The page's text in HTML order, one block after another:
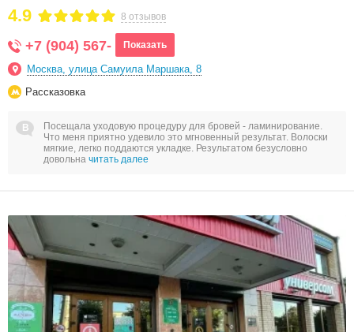
8 отзывов
4.9
+7 (904) 567- Показать
Москва, улица Самуила Маршака, 8
Рассказовка
Посещала уходовую процедуру для бровей - ламинирование.
Что меня приятно удевило это мгновенный результат. Волоски
мягкие, легко поддаются укладке. Результатом безусловно
довольна читать далее